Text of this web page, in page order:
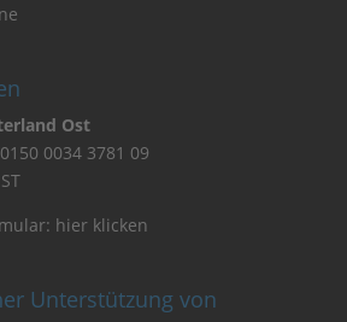
Ost
0034 3781 09
hier klicken
Unterstützung von